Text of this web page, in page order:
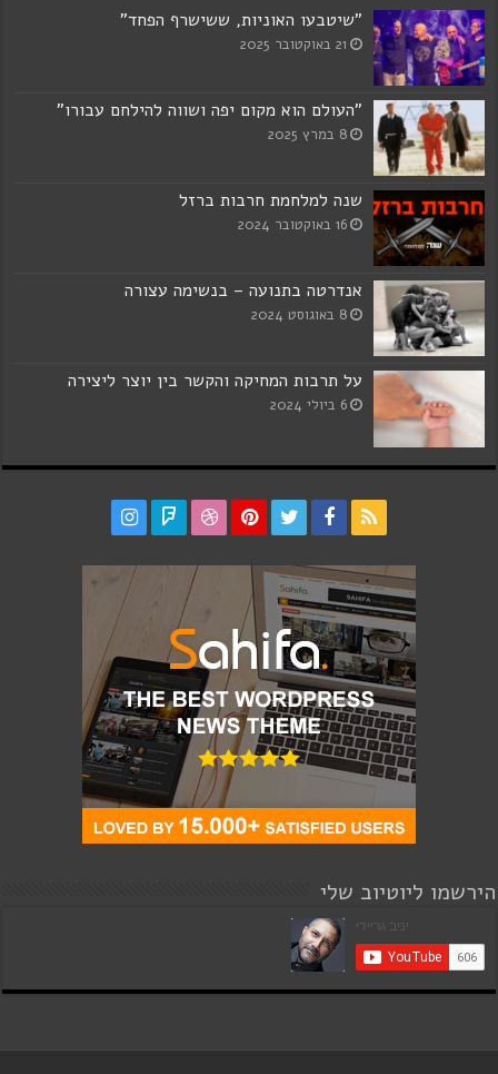
"שיטבעו האוניות, ששישרף הפחד"
21 באוקטובר 2025
"העולם הוא מקום יפה ושווה להילחם עבורו"
8 במרץ 2025
שנה למלחמת חרבות ברזל
16 באוקטובר 2024
אנדרטה בתנועה – בנשימה עצורה
8 באוגוסט 2024
על תרבות המחיקה והקשר בין יוצר ליצירה
6 ביולי 2024
הירשמו ליוטיוב שלי